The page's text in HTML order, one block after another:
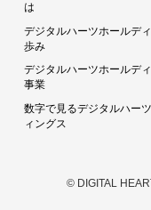
は
デジタルハーツホールデ
歩み
デジタルハーツホールデ
事業
数字で見るデジタルハー
ィングス
© DIGITAL